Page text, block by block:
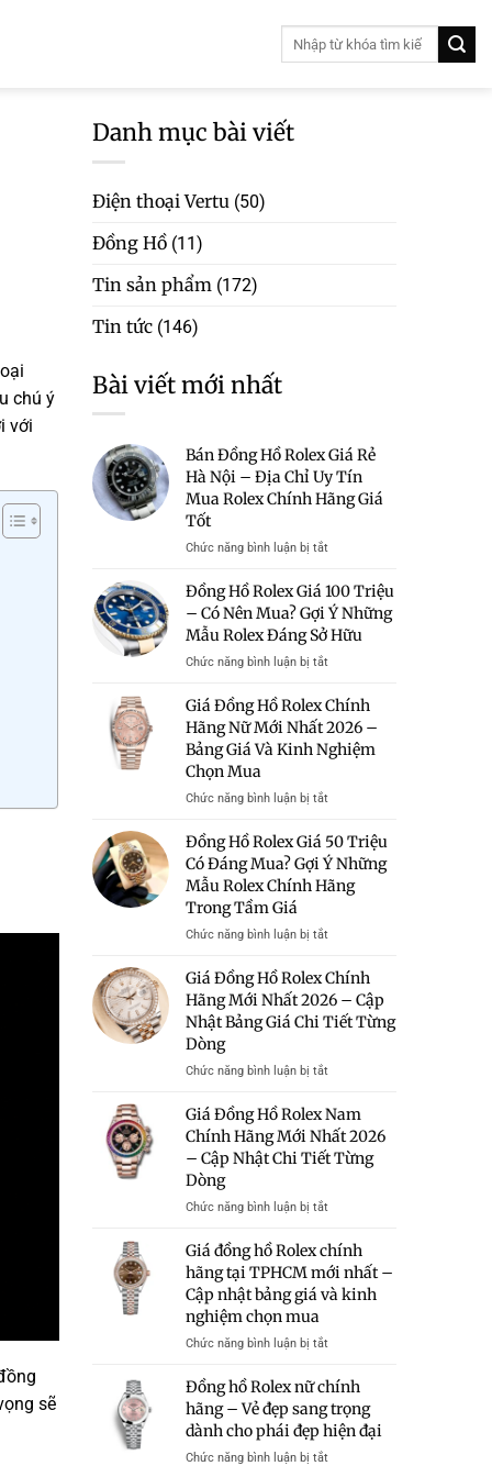
chú ý
với
sẽ
Danh mục bài viết
Điện thoại Vertu (50)
Đồng Hồ(11)
Tin sản phẩm (172)
Tin tức(146)
Bài viết mới nhất
Bán Đồng Hồ Rolex Giá Rẻ
Hà Nội – Địa Chỉ Uy Tín
Mua Rolex Chính Hãng Giá
Tốt
Chức năng bình luận bị tắtở
Đồng
Hồ
Rolex
Giá
Rẻ
Nội
–
Địa
Chỉ
Chính
Hãng
Giá
Đồng Hồ Rolex Giá 100 Triệu
– Có Nên Mua? Gợi Ý Những
Mẫu Rolex Đáng Sở Hữu
Chức năng bình luận bị tắtở
Hồ
Giá
100
Mua?
Gợi
Ý
Rolex
Sở
Hữu
Giá Đồng Hồ Rolex Chính
Hãng Nữ Mới Nhất 2026 –
Bảng Giá Và Kinh Nghiệm
Chọn Mua
Chức năng bình luận bị tắtở
Đồng
Hồ
Rolex
Chính
2026
–
Bảng
Kinh
Chọn
Mua
Đồng Hồ Rolex Giá 50 Triệu
Có Đáng Mua? Gợi Ý Những
Mẫu Rolex Chính Hãng
Trong Tầm Giá
Chức năng bình luận bị tắtở
Hồ
Giá
50
Gợi
Ý
Những
Chính
Trong
Tầm
Giá
Giá Đồng Hồ Rolex Chính
Hãng Mới Nhất 2026 – Cập
Nhật Bảng Giá Chi Tiết Từng
Dòng
Chức năng bình luận bị tắtở
Đồng
Hồ
Rolex
Chính
–
Cập
Nhật
Chi
Từng
Dòng
Giá Đồng Hồ Rolex Nam
Chính Hãng Mới Nhất 2026
– Cập Nhật Chi Tiết Từng
Dòng
Chức năng bình luận bị tắtở
Đồng
Hồ
Rolex
Nam
2026
–
Cập
Giá đồng hồ Rolex chính
hãng tại TPHCM mới nhất –
Cập nhật bảng giá và kinh
nghiệm chọn mua
Chức năng bình luận bị tắtở
đồng
Rolex
chính
hãng
Đồng hồ Rolex nữ chính
hãng – Vẻ đẹp sang trọng
dành cho phái đẹp hiện đại
Chức năng bình luận bị tắtở